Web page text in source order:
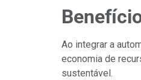
Ao integrar a
economia de
sustentável.